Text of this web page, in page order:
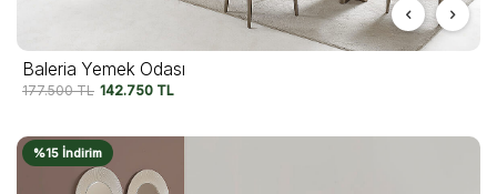
Baleria Yemek Odası
177.500TL 142.750 TL
%15 İndirim